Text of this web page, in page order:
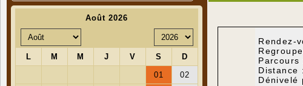
Rendez-
Distance
Dénivelé